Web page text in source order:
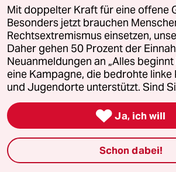
ePaper Login
Downloads für Abonnierende
© 2026 taz Verlags und Vertriebs
Alle Rechte vorbehalten. Bei rechtlichen Fragen
wenden Sie sich bitte an
lizenzen@taz.de
Feedback Redaktionsstatut
Mit doppelter Kraft für eine offene
Besonders jetzt brauchen
Rechtsextremismus einsetzen,
Daher gehen 50 Prozent der
Neuanmeldungen an „Alles
eine Kampagne, die bedrohte linke
und Jugendorte unterstützt. Sind
 Ja, ich will
Schon dabei!